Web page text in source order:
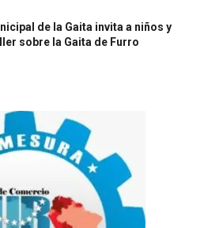
de la Gaita invita a niños y
sobre la Gaita de Furro